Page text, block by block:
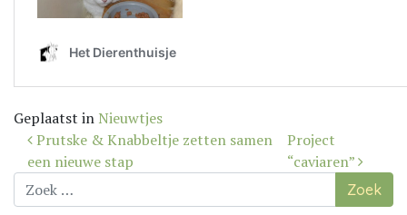
Geplaatst in Nieuwtjes
Bericht
navigatie
Prutske & Knabbeltje zetten samen
een nieuwe stap
Project
“caviaren”
Zoek
naar: